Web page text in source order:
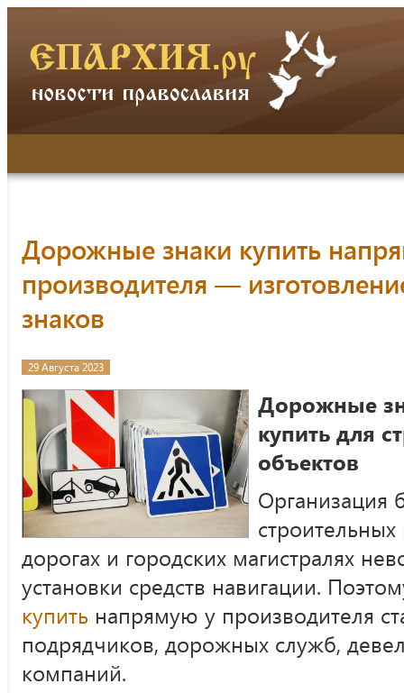
Дорожные знаки купить
производителя —
знаков
29 Августа 2023
Дорожные
купить для
объектов
Организация
дорогах и городских магистралях
установки средств навигации.
купить напрямую у производителя
подрядчиков, дорожных служб,
компаний.